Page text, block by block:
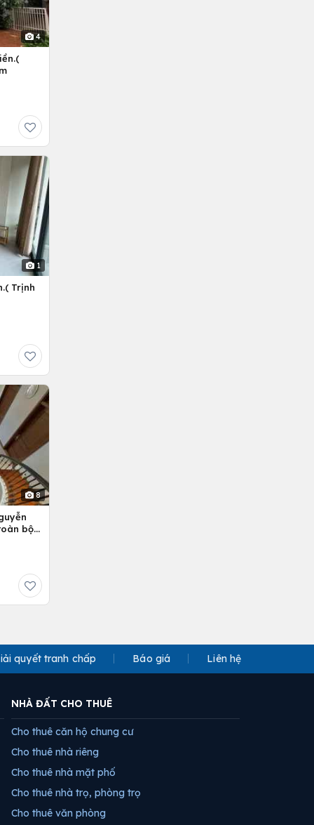
4
1
Trịnh
8
bộ
quyết tranh chấp Báo giá Liên hệ
NHÀ ĐẤT CHO THUÊ
Cho thuê căn hộ chung cư
Cho thuê nhà riêng
Cho thuê nhà mặt phố
Cho thuê nhà trọ, phòng trọ
Cho thuê văn phòng